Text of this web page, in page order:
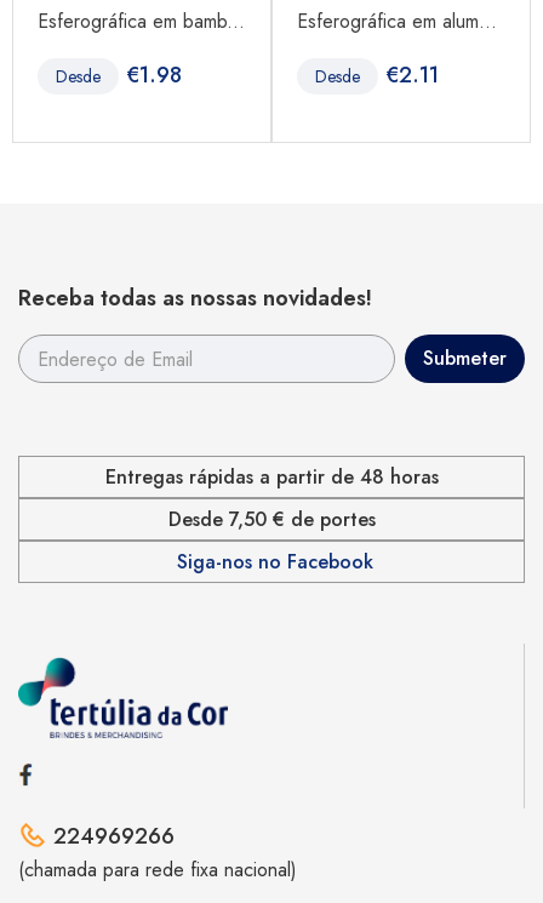
Esferográfica em bamb...
Desde €1.98
Esferográfica em alum...
Desde €2.11
Receba todas as nossas novidades!
Entregas rápidas a partir de 48 horas
Desde 7,50 € de portes
Siga-nos no Facebook
224969266
(chamada para rede fixa nacional)